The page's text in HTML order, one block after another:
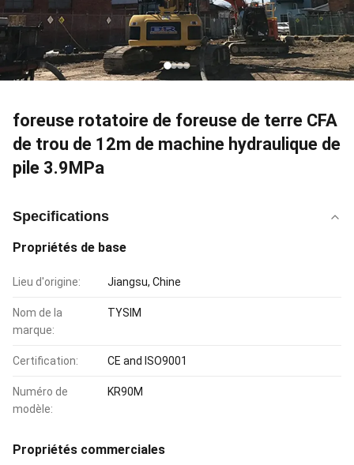
foreuse rotatoire de foreuse de terre CFA
de trou de 12m de machine hydraulique de
pile 3.9MPa
Specifications
Propriétés de base
Lieu d'origine: Jiangsu, Chine
Nom de la
marque:
TYSIM
Certification: CE and ISO9001
Numéro de
modèle:
KR90M
Propriétés commerciales